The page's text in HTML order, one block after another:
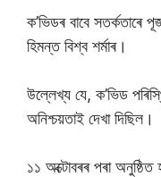
ক’ভিডৰ বাবে সতৰ্কতাৰে
হিমন্ত বিশ্ব শৰ্মাৰ।
উল্লেখ্য যে, ক’ভিড
অনিশ্চয়তাই দেখা দিছিল।
১১ অক্টোবৰৰ পৰা অনুষ্ঠিত